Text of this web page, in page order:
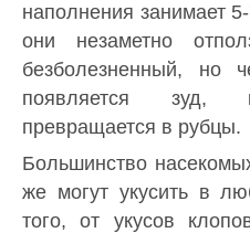
наполнения занимает
они незаметно
безболезненный, но
появляется зуд,
превращается в рубцы.
Большинство
же могут укусить в
того, от укусов